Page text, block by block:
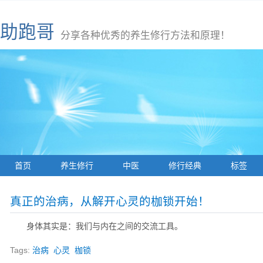
助跑哥 分享各种优秀的养生修行方法和原理！
首页 养生修行 中医 修行经典 标签
真正的治病，从解开心灵的枷锁开始！
身体其实是：我们与内在之间的交流工具。
Tags:治病 心灵 枷锁